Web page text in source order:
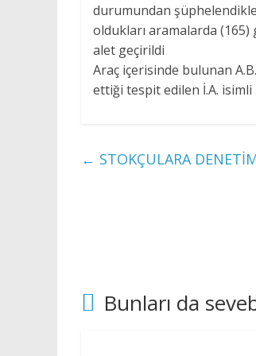
durumundan
oldukları aramalarda (165)
alet geçirildi
Araç içerisinde bulunan
ettiği tespit edilen İ.A. isimli
← STOKÇULARA
Bunları da